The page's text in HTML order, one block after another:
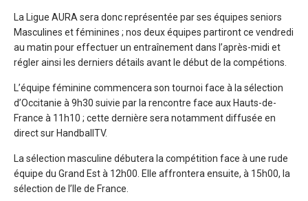
La Ligue AURA sera donc représentée par ses équipes seniors
Masculines et féminines ; nos deux équipes partiront ce vendredi
au matin pour effectuer un entraînement dans l’après-midi et
régler ainsi les derniers détails avant le début de la compétions.
L’équipe féminine commencera son tournoi face à la sélection
d’Occitanie à 9h30 suivie par la rencontre face aux Hauts-de-
France à 11h10 ; cette dernière sera notamment diffusée en
direct sur HandballTV.
La sélection masculine débutera la compétition face à une rude
équipe du Grand Est à 12h00. Elle affrontera ensuite, à 15h00, la
sélection de l’Ile de France.